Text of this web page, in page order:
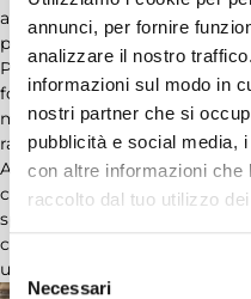
annunci, per fornire
analizzare il nostro
informazioni sul modo in
nostri partner che si
pubblicità e social media,
con altre informazioni che
raccolto dal tuo utilizzo
Selezione
delNecessari
alimentare il confronto, far
professionale coesa.
Per ADCEC Tre Venezie,
fondamentale. Perché la
ma sono le occasioni di
rafforzare il senso di
A Venezia, lungo le calli di
camminato insieme dentro la
sperimentato il valore di far
curiosa, aperta e capace di
un’occasione di relazione.